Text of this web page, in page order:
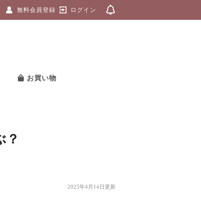
無料会員登録 ログイン
お買い物
？
2025年4月14日更新